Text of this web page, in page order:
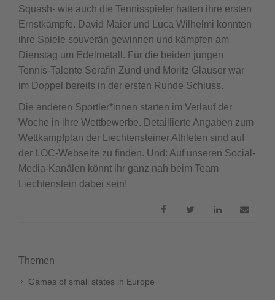
Squash- wie auch die Tennisspieler hatten ihre ersten
Ernstkämpfe. David Maier und Luca Wilhelmi konnten
ihre Spiele souverän gewinnen und kämpfen am
Dienstag um Edelmetall. Für die beiden jungen
Tennis-Talente Serafin Zünd und Moritz Glauser war
im Doppel bereits in der ersten Runde Schluss.
Die anderen Sportler*innen starten im Verlauf der
Woche in ihre Wettbewerbe. Detaillierte Angaben zum
Wettkampfplan der Liechtensteiner Athleten sind auf
der LOC-Webseite zu finden. Und: Auf unseren Social-
Media-Kanälen könnt ihr ganz nah beim Team
Liechtenstein dabei sein!
Themen
Games of small states in Europe